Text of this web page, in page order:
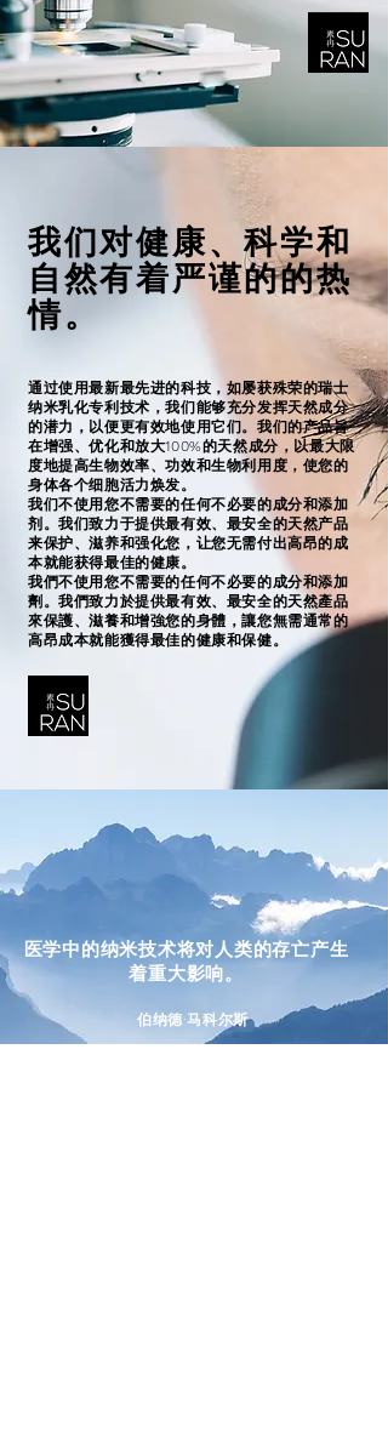
我们对健康、科学和
自然有着严谨的的热
情。
通过使用最新最先进的科技，如屡获殊荣的瑞士
纳米乳化专利技术，我们能够充分发挥天然成分
的潜力，以便更有效地使用它们。我们的产品旨
在增强、优化和放大100%的天然成分，以最大限
度地提高生物效率、功效和生物利用度，使您的
身体各个细胞活力焕发。
我们不使用您不需要的任何不必要的成分和添加
剂。我们致力于提供最有效、最安全的天然产品
来保护、滋养和强化您，让您无需付出高昂的成
本就能获得最佳的健康。
我們不使用您不需要的任何不必要的成分和添加
劑。我們致力於提供最有效、最安全的天然產品
來保護、滋養和增強您的身體，讓您無需通常的
高昂成本就能獲得最佳的健康和保健。
医学中的纳米技术将对人类的存亡产生
着重大影响。
伯纳德·马科尔斯